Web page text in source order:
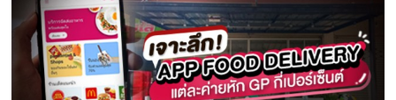
ประเทศไทย,